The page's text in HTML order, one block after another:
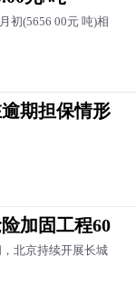
初(5656 00元 吨)相
期担保情形
加固工程60
北京持续开展长城